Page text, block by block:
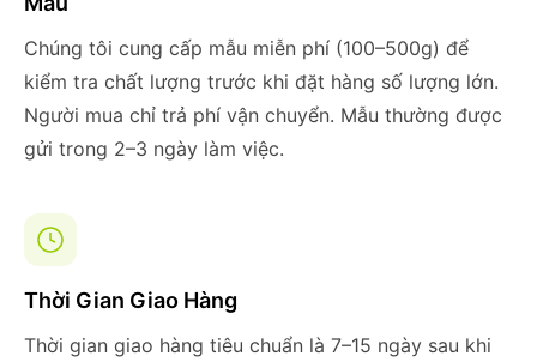
Chúng tôi cung cấp mẫu miễn phí (100–500g) để
kiểm tra chất lượng trước khi đặt hàng số lượng lớn.
Người mua chỉ trả phí vận chuyển. Mẫu thường được
gửi trong 2–3 ngày làm việc.
Thời Gian Giao Hàng
Thời gian giao hàng tiêu chuẩn là 7–15 ngày sau khi